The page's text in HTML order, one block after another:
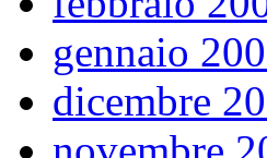
gennaio
dicembre